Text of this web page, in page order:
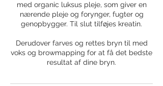
med organic luksus pleje, som giver en
nærende pleje og forynger, fugter og
genopbygger. Til slut tilføjes kreatin.
Derudover farves og rettes bryn til med
voks og browmapping for at få det bedste
resultat af dine bryn.